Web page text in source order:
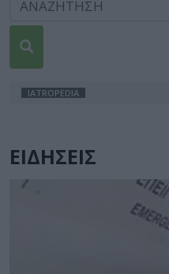
IATROPEDIA
ΕΙΔΗΣΕΙΣ